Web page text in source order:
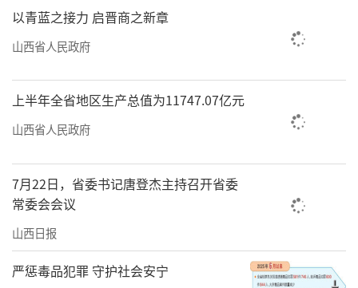
以青蓝之接力 启晋商之新章
山西省人民政府
上半年全省地区生产总值为11747.07亿元
山西省人民政府
7月22日，省委书记唐登杰主持召开省委
常委会会议
山西日报
严惩毒品犯罪 守护社会安宁